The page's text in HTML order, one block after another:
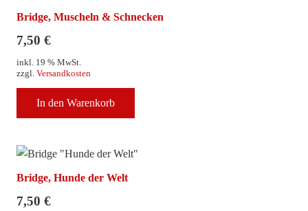
Bridge, Muscheln & Schnecken
7,50 €
inkl. 19 % MwSt.
zzgl. Versandkosten
In den Warenkorb
Bridge, Hunde der Welt
7,50 €